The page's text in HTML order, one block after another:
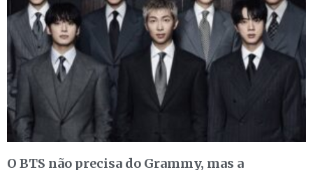
O BTS não precisa do Grammy, mas a